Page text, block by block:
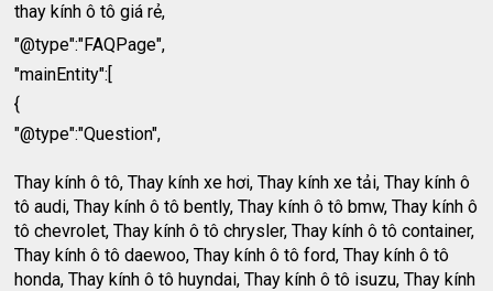
thay kính ô tô giá rẻ,
"@type":"FAQPage",
"mainEntity":[
{
"@type":"Question",
Thay kính ô tô, Thay kính xe hơi, Thay kính xe tải, Thay kính ô
tô audi, Thay kính ô tô bently, Thay kính ô tô bmw, Thay kính ô
tô chevrolet, Thay kính ô tô chrysler, Thay kính ô tô container,
Thay kính ô tô daewoo, Thay kính ô tô ford, Thay kính ô tô
honda, Thay kính ô tô huyndai, Thay kính ô tô isuzu, Thay kính